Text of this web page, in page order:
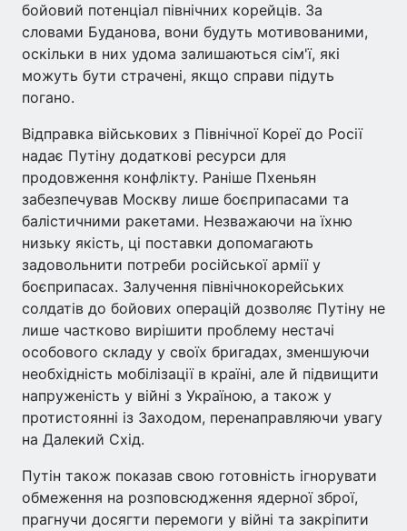
бойовий потенціал північних корейців. За
словами Буданова, вони будуть мотивованими,
оскільки в них удома залишаються сім'ї, які
можуть бути страчені, якщо справи підуть
погано.
Відправка військових з Північної Кореї до Росії
надає Путіну додаткові ресурси для
продовження конфлікту. Раніше Пхеньян
забезпечував Москву лише боєприпасами та
балістичними ракетами. Незважаючи на їхню
низьку якість, ці поставки допомагають
задовольнити потреби російської армії у
боєприпасах. Залучення північнокорейських
солдатів до бойових операцій дозволяє Путіну не
лише частково вирішити проблему нестачі
особового складу у своїх бригадах, зменшуючи
необхідність мобілізації в країні, але й підвищити
напруженість у війні з Україною, а також у
протистоянні із Заходом, перенаправляючи увагу
на Далекий Схід.
Путін також показав свою готовність ігнорувати
обмеження на розповсюдження ядерної зброї,
прагнучи досягти перемоги у війні та закріпити